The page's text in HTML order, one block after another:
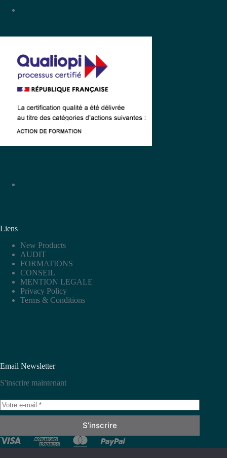
Liens
New Products
AUDIT
FORMATIONS
CONSEIL
MENTION LEGALE
Privacy Policy
Terms & Conditions
Email Newsletter
S'inscrire maintenant
S’inscrire